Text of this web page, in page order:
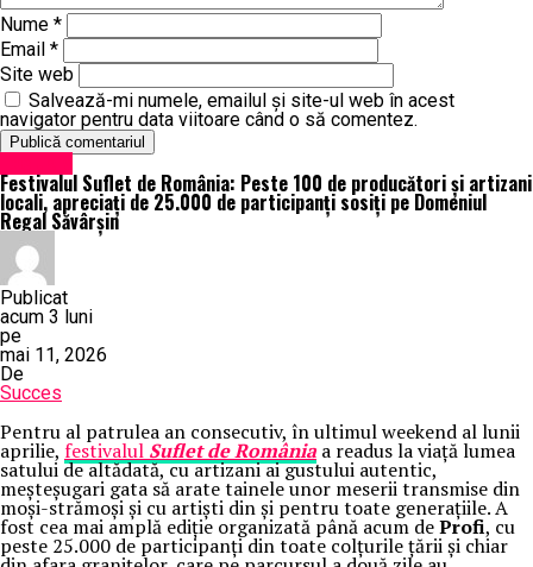
Nume *
Email *
Site web
Salvează-mi numele, emailul și site-ul web în acest
navigator pentru data viitoare când o să comentez.
Festivalul Suflet de România: Peste 100 de producători și artizani
locali, apreciați de 25.000 de participanți sosiți pe Domeniul
Regal Săvârșin
Publicat
acum 3 luni
pe
mai 11, 2026
De
Succes
Pentru al patrulea an consecutiv, în ultimul weekend al lunii
aprilie, festivalul Suflet de România a readus la viață lumea
satului de altădată, cu artizani ai gustului autentic,
meșteșugari gata să arate tainele unor meserii transmise din
moși-strămoși și cu artiști din și pentru toate generațiile. A
fost cea mai amplă ediție organizată până acum deProfi, cu
peste 25.000 de participanți din toate colțurile țării și chiar